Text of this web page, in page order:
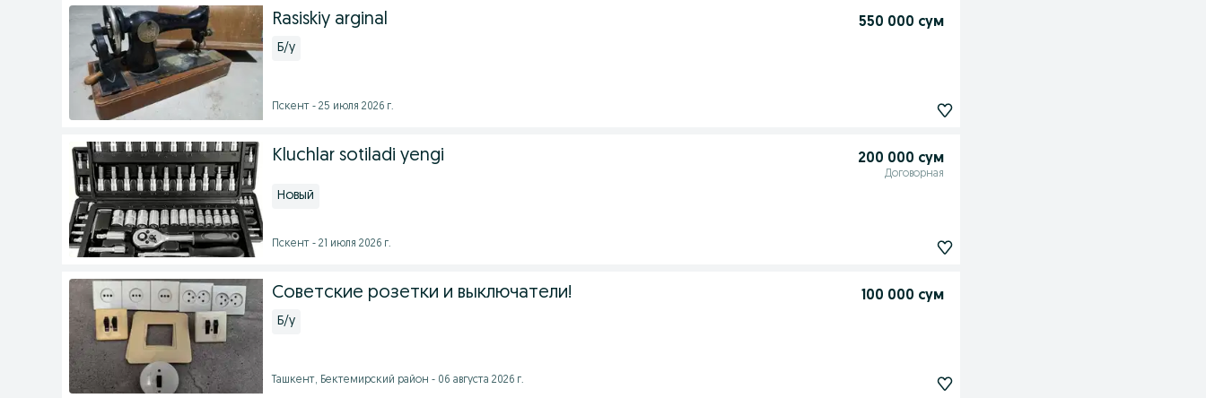
Rasiskiy arginal 550 000 сум
Б/у
Пскент - 25 июля 2026 г.
Kluchlar sotiladi yengi 200 000 сум
Договорная
Новый
Пскент - 21 июля 2026 г.
Советские розетки и выключатели! 100 000 сум
Б/у
Ташкент, Бектемирский район - 06 августа 2026 г.